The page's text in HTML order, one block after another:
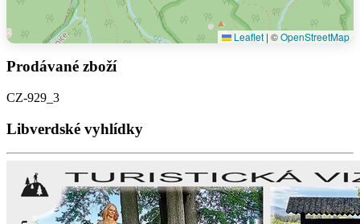
Leaflet | ©OpenStreetMap
Prodávané zboží
CZ-929_3
Libverdské vyhlídky